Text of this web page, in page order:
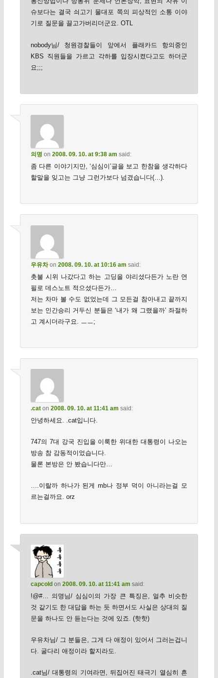
슈보다는 결국 쇠고기 물대포 쪽의 피상적인 소통 이야
기로 질문을 끌고가버리더군요. OTL
nobody님/ 청원경찰들이 앞에서 플래카드 항의중인
KBS 직원들을 가르고 각하를 입장시켰다고도 하더군
요;;;
의명 on 2008. 09. 10. at 9:38 am said:
좀 다른 이야기지만, ‘심심이’글을 보고 한참을 생각하다
할말을 잊고는 그냥 그런가보다 넘겼습니다(…).
우유차on 2008. 09. 10. at 10:16 am said:
촛불 시위 나갔다고 하는 고딩을 야리셨다든가 노란 연
필로 데스노트 적으셨다든가…
저는 차마 볼 수도 없었는데 그 모든걸 참아내고 끝까지
보는 인간승리 거두신 분들은 ‘내가 왜 그랬을까’ 좌절하
고 계시더라구요. ㅡㅡ;
.caton 2008. 09. 10. at 11:41 am said:
안녕하세요. .cat입니다.
747의 7대 강국 진입을 이룩한 위대한 대통령이 나오는
방송 참 감동적이었습니다.
물론 본방은 안 봤습니다만…
….이랄까 하나가 된게 mb나 정부 덕이 아니라는걸 모
르는걸까요. orz
capcoldon 2008. 09. 10. at 11:41 am said:
!@#… 의명님/ 심심이의 가장 큰 특징은, 얼추 비슷한
것 같기도 한 대답을 하는 듯 하면서도 사실은 상대의 질
문을 하나도 안 듣는다는 것에 있죠. (핫핫)
우유차님/ 그 분들은, 그게 다 애정이 있어서 그러는겁니
다. 굴다리 애정이라 할지라도.
.cat님/ 대통령의 기여라면, 뒤집어진 태극기 열심히 흔